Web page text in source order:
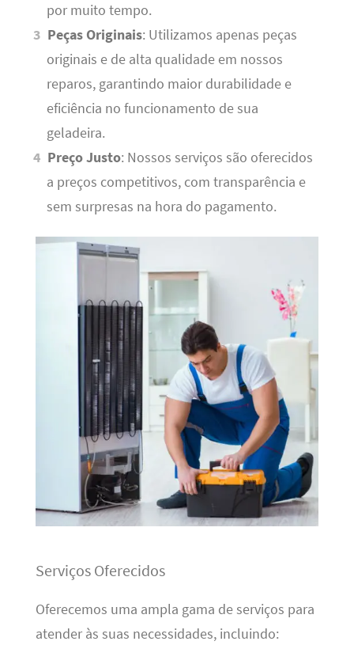
por muito tempo.
Peças Originais: Utilizamos apenas peças
originais e de alta qualidade em nossos
reparos, garantindo maior durabilidade e
eficiência no funcionamento de sua
geladeira.
Preço Justo: Nossos serviços são oferecidos
a preços competitivos, com transparência e
sem surpresas na hora do pagamento.
Serviços Oferecidos
Oferecemos uma ampla gama de serviços para
atender às suas necessidades, incluindo: